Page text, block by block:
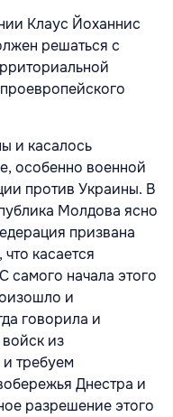
Клаус Йоханнис
решаться с
и касалось
особенно военной
против Украины. В
Молдова ясно
призвана
касается
самого начала этого
и
говорила и
из
требуем
Днестра и
разрешение этого